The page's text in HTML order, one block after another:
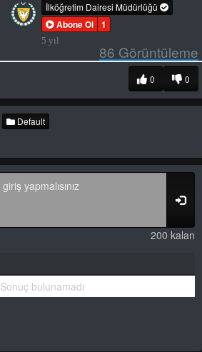
İlköğretim Dairesi Müdürlüğü
Abone Ol 1
5 yıl
86 Görüntüleme
0
0
Default
200 kalan
Sonuç bulunamadı